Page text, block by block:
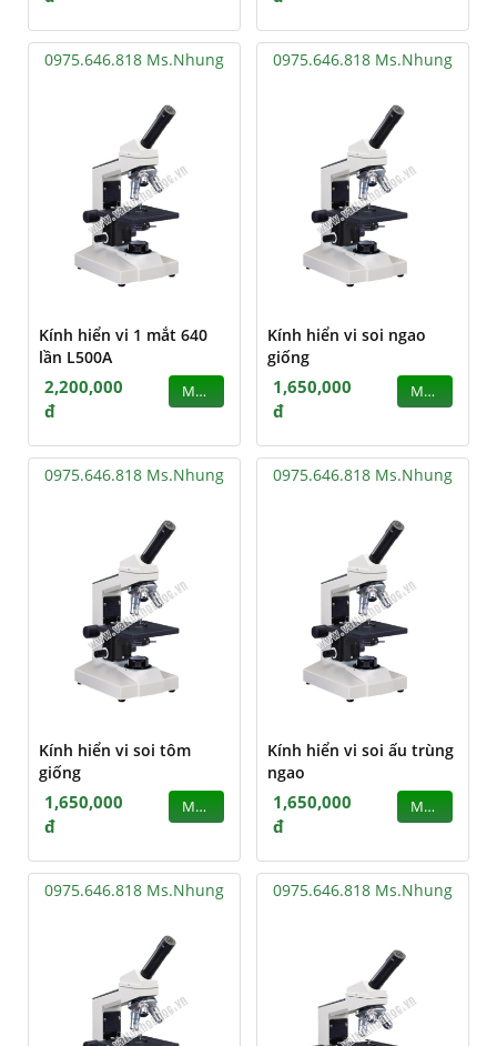
0975.646.818 Ms.Nhung
Kính hiển vi 1 mắt 640
lần L500A
2,200,000
đ
MUA
0975.646.818 Ms.Nhung
Kính hiển vi soi ngao
giống
1,650,000
đ
MUA
0975.646.818 Ms.Nhung
Kính hiển vi soi tôm
giống
1,650,000
đ
MUA
0975.646.818 Ms.Nhung
Kính hiển vi soi ấu trùng
ngao
1,650,000
đ
MUA
0975.646.818 Ms.Nhung 0975.646.818 Ms.Nhung